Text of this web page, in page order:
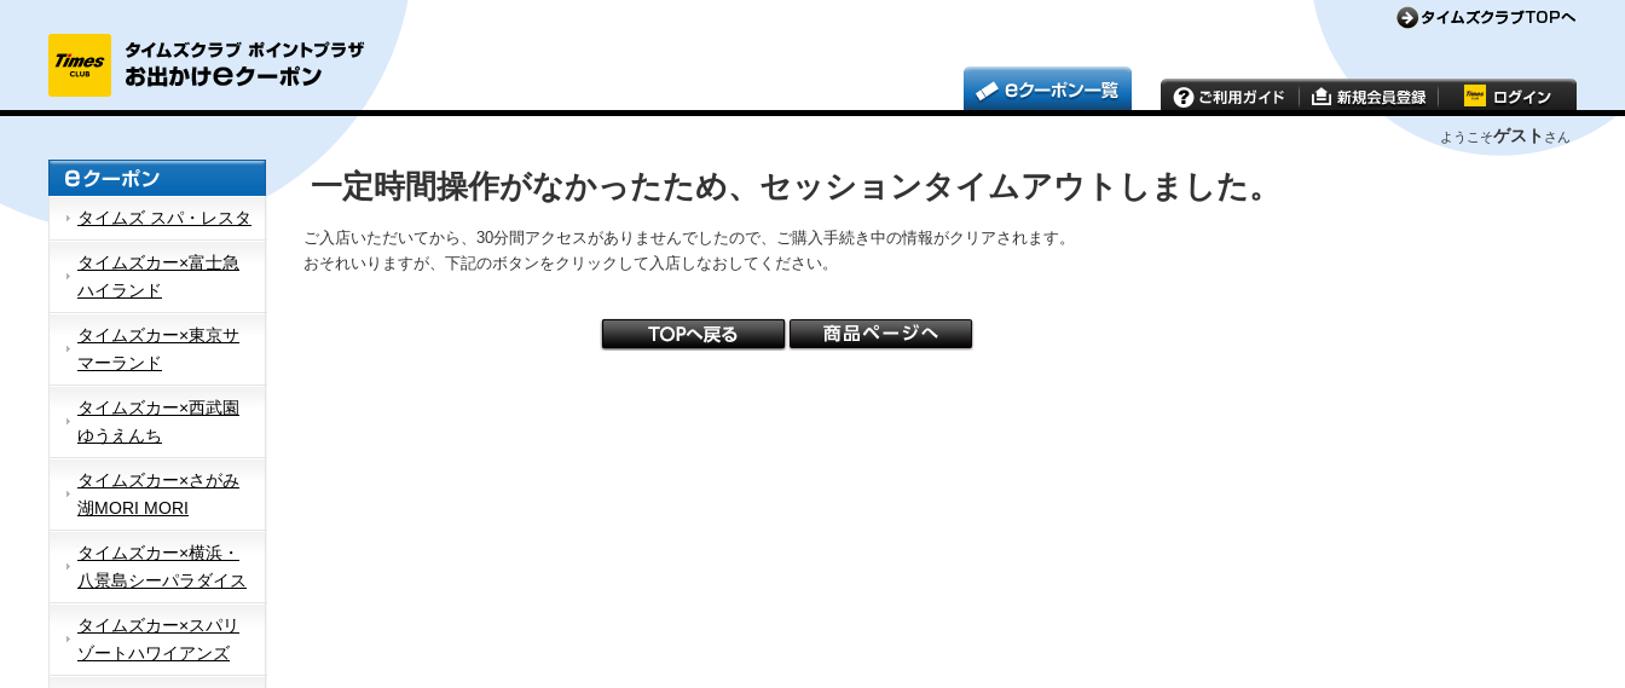
ようこそゲスト さん
タイムズ スパ・レスタ
タイムズカー×富士急
ハイランド
タイムズカー×東京サ
マーランド
タイムズカー×西武園
ゆうえんち
タイムズカー×さがみ
湖MORI MORI
タイムズカー×横浜・
八景島シーパラダイス
タイムズカー×スパリ
ゾートハワイアンズ
一定時間操作がなかったため、セッションタイムアウトしました。
ご入店いただいてから、30分間アクセスがありませんでしたので、ご購入手続き中の情報がクリアされます。
おそれいりますが、下記のボタンをクリックして入店しなおしてください。